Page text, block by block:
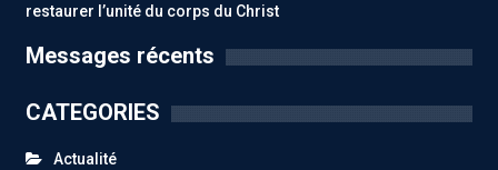
restaurer l’unité du corps du Christ
Messages récents
CATEGORIES
Actualité